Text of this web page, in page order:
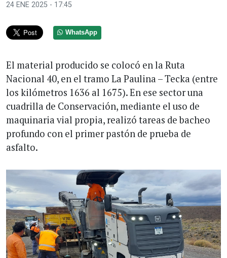
24 ENE 2025 - 17:45
WhatsApp
El material producido se colocó en la Ruta
Nacional 40, en el tramo La Paulina – Tecka (entre
los kilómetros 1636 al 1675). En ese sector una
cuadrilla de Conservación, mediante el uso de
maquinaria vial propia, realizó tareas de bacheo
profundo con el primer pastón de prueba de
asfalto.